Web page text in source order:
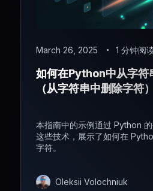
March 26, 2025 1 分钟阅
如何在Python中从字符
（从字符串中删除字符）
本指南中的示例通过 Python
这些技术，展示了如何在
字符。
Oleksii Volochniuk